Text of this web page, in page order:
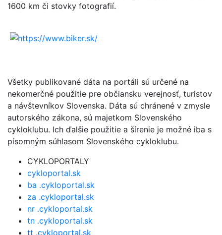
1600 km či stovky fotografií.
Všetky publikované dáta na portáli sú určené na
nekomerčné použitie pre občiansku verejnosť, turistov
a návštevníkov Slovenska. Dáta sú chránené v zmysle
autorského zákona, sú majetkom Slovenského
cykloklubu. Ich ďalšie použitie a šírenie je možné iba s
písomným súhlasom Slovenského cykloklubu.
CYKLOPORTALY
cykloportal.sk
ba .cykloportal.sk
za .cykloportal.sk
nr .cykloportal.sk
tn .cykloportal.sk
tt .cykloportal.sk